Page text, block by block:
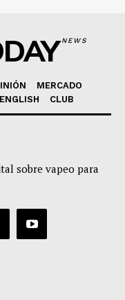
NEWS
MERCADO
ENGLISH CLUB
sobre vapeo para